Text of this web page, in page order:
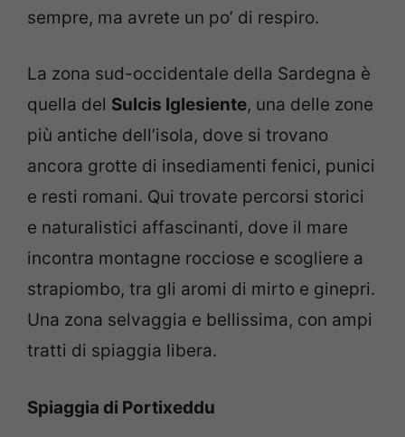
sempre, ma avrete un po’ di respiro.
La zona sud-occidentale della Sardegna è
quella del Sulcis Iglesiente, una delle zone
più antiche dell’isola, dove si trovano
ancora grotte di insediamenti fenici, punici
e resti romani. Qui trovate percorsi storici
e naturalistici affascinanti, dove il mare
incontra montagne rocciose e scogliere a
strapiombo, tra gli aromi di mirto e ginepri.
Una zona selvaggia e bellissima, con ampi
tratti di spiaggia libera.
Spiaggia di Portixeddu